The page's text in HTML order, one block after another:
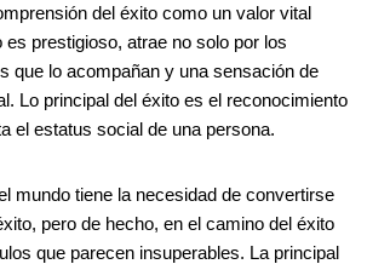
del éxito como un valor vital
prestigioso, atrae no solo por los
que lo acompañan y una sensación de
Lo principal del éxito es el reconocimiento
el estatus social de una persona.
mundo tiene la necesidad de convertirse
pero de hecho, en el camino del éxito
que parecen insuperables. La principal